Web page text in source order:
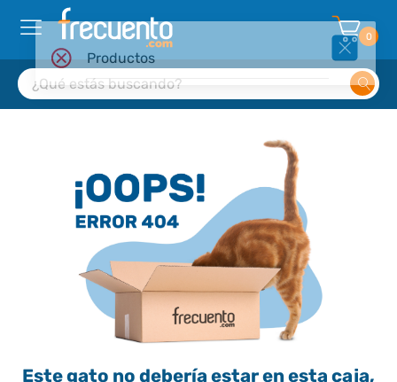
0
Este gato no debería estar en esta caja,